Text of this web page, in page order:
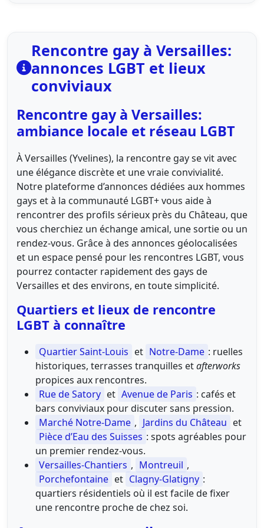
Rencontre gay à Versailles:
annonces LGBT et lieux
conviviaux
Rencontre gay à Versailles:
ambiance locale et réseau LGBT
À Versailles (Yvelines), la rencontre gay se vit avec
une élégance discrète et une vraie convivialité.
Notre plateforme d’annonces dédiées aux hommes
gays et à la communauté LGBT+ vous aide à
rencontrer des profils sérieux près du Château, que
vous cherchiez un échange amical, une sortie ou un
rendez-vous. Grâce à des annonces géolocalisées
et un espace pensé pour les rencontres LGBT, vous
pourrez contacter rapidement des gays de
Versailles et des environs, en toute simplicité.
Quartiers et lieux de rencontre
LGBT à connaître
Quartier Saint-Louis et Notre-Dame : ruelles
historiques, terrasses tranquilles etafterworks
propices aux rencontres.
Rue de Satory et Avenue de Paris : cafés et
bars conviviaux pour discuter sans pression.
Marché Notre-Dame , Jardins du Château et
Pièce d’Eau des Suisses : spots agréables pour
un premier rendez-vous.
Versailles-Chantiers , Montreuil ,
Porchefontaine et Clagny-Glatigny :
quartiers résidentiels où il est facile de fixer
une rencontre proche de chez soi.